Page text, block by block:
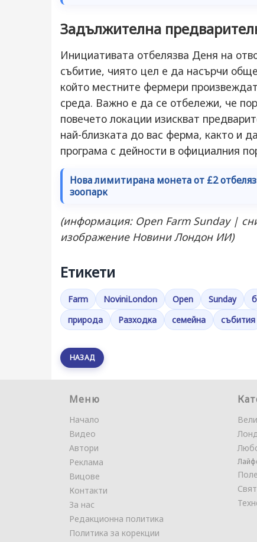
Задължителна
Инициативата отбелязва Деня на
събитие, чиято цел е да насърчи
който местните фермери
среда. Важно е да се отбележи, че
повечето локации изискват
най-близката до вас ферма, както и
програма с дейности в официалния
Нова лимитирана монета от £2
зоопарк
(информация: Open Farm Sunday |
изображение Новини Лондон ИИ)
Етикети
Farm NoviniLondon Open Sunday
природа
Разходка семейна събития
НАЗАД
Меню
Начало
Видео
Автори
Реклама
Вицове
Контакти
За нас
Редакционна политика
Политика за корекции
Свят